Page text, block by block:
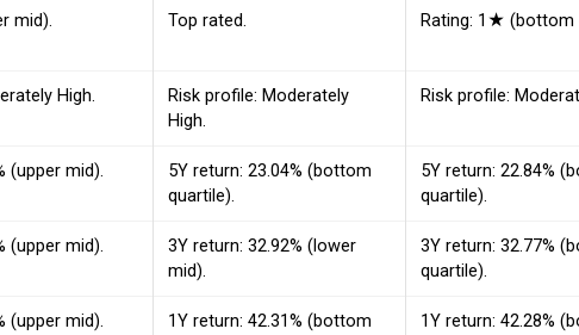
mid). Top rated. Rating: 1★ (bottom
High.
Risk profile: Moderately
High.
Risk profile:
(upper mid).
5Y return: 23.04% (bottom
quartile).
5Y return: 22.84%
quartile).
(upper mid).
3Y return: 32.92% (lower
mid).
3Y return: 32.77%
quartile).
(upper mid).
1Y return: 42.31% (bottom
1Y return: 42.28%